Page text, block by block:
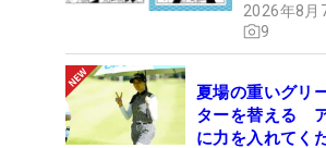
2026年8月
9
夏場の重いグリ
ターを替える
に力を入れてく